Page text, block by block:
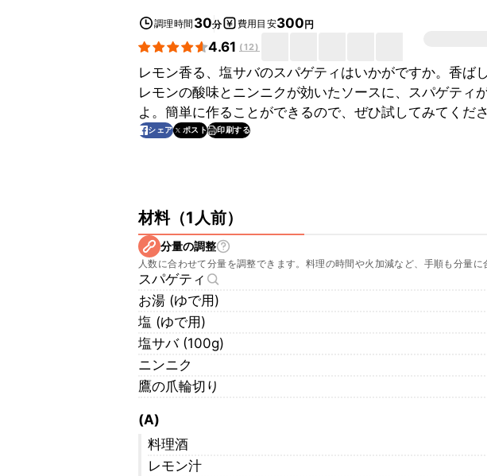
調理時間 30分 費用目安300円
4.61 (12)
レモン香る、塩サバのスパゲティはいかがですか。香ば
レモンの酸味とニンニクが効いたソースに、スパゲティ
よ。簡単に作ることができるので、ぜひ試してみてくださ
シェア ポスト 印刷する
材料（1人前）
分量の調整
人数に合わせて分量を調整できます。料理の時間や火加減など、手順も分量に
スパゲティ
お湯 (ゆで用)
塩 (ゆで用)
塩サバ (100g)
ニンニク
鷹の爪輪切り
(A)
料理酒
レモン汁